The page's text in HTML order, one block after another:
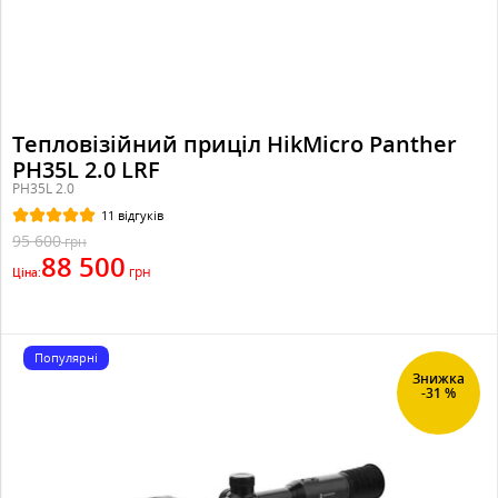
Тепловізійний приціл HikMicro Panther
PH35L 2.0 LRF
PH35L 2.0
11 відгуків
95 600грн
Ціна:88 500 грн
Знижка
-31 %
Популярні